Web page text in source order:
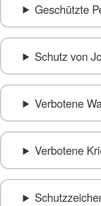
Geschützte
Schutz von
Verbotene
Verbotene